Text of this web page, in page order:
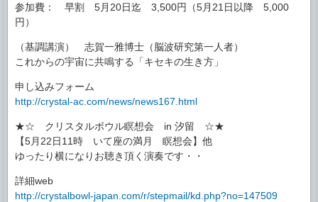
参加費： 早割 5月20日迄 3,500円（5月21日以降 5,000
円）
（基調講演） 志賀一雅博士（脳波研究第一人者）
これからの宇宙に共鳴する「キセキの生き方」
申し込みフォーム
http://crystal-ac.com/news/news167.html
★☆ クリスタルボウル瞑想会 in 汐留 ☆★
【5月22日11時 いて座の満月 瞑想会】他
ゆったり横になりお聴き頂く演奏です・・
詳細web
http://crystalbowl-japan.com/r/stepmail/kd.php?no=147509